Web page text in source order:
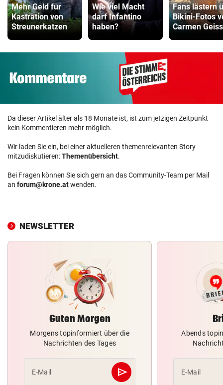
Mehr Geld für
Kastration von
Streunerkatzen
Wie viel Macht
darf Infantino
haben?
Fans lästern
Bikini-Fotos
Carmen Geiss
Da dieser Artikel älter als 18 Monate ist, ist zum jetzigen Zeitpunkt
kein Kommentieren mehr möglich.
Wir laden Sie ein, bei einer aktuelleren themenrelevanten Story
mitzudiskutieren:Themenübersicht.
Bei Fragen können Sie sich gern an das Community-Team per Mail
an forum@krone.atwenden.
NEWSLETTER
Guten Morgen
Morgens topinformiert über die
Nachrichten des Tages
E-Mail send
Abschicken
Abends
E-Mail